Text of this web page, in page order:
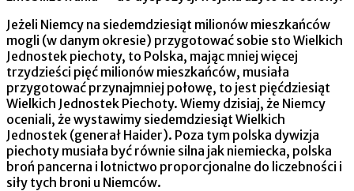
Jeżeli Niemcy na siedemdziesiąt milionów miesz­kańców
mogli (w danym okresie) przygotować sobie sto Wielkich
Jednostek piechoty, to Polska, mając mniej wię­cej
trzydzieści pięć milionów mieszkańców, musiała
przygoto­wać przynajmniej połowę, to jest pięćdziesiąt
Wielkich Jednostek Piechoty. Wiemy dzisiaj, że Niemcy
oceniali, że wystawimy siedemdziesiąt Wielkich
Jednostek (generał Haider). Poza tym polska dywizja
piechoty musiała być równie silna jak niemiecka, polska
broń pancerna i lotnictwo propor­cjonalne do liczebności i
siły tych broni u Niemców.